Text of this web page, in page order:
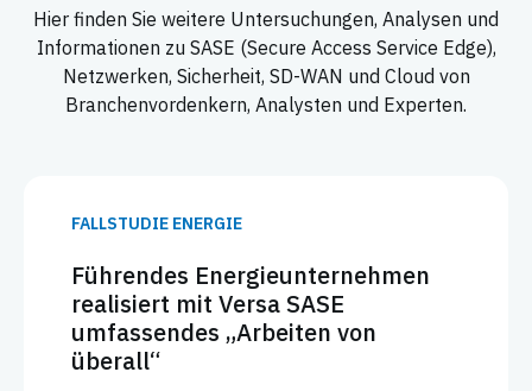
Hier finden Sie weitere Untersuchungen, Analysen und
Informationen zu SASE (Secure Access Service Edge),
Netzwerken, Sicherheit, SD-WAN und Cloud von
Branchenvordenkern, Analysten und Experten.
FALLSTUDIE ENERGIE
Führendes Energieunternehmen
realisiert mit Versa SASE
umfassendes „Arbeiten von
überall“